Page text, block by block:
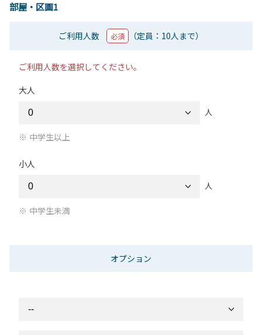
部屋・区画1
ご利用人数 必須 （定員：10人まで）
ご利用人数を選択してください。
大人
人
中学生以上
小人
人
中学生未満
オプション